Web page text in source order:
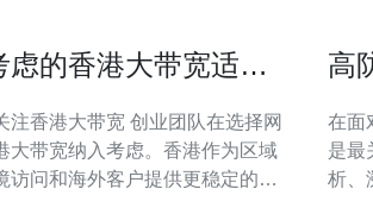
的香港大带宽适合
宽 创业团队在选择网
大带宽纳入考虑。香港作为区域
访问和海外客户提供更稳定的连
高
在面
是最
析、